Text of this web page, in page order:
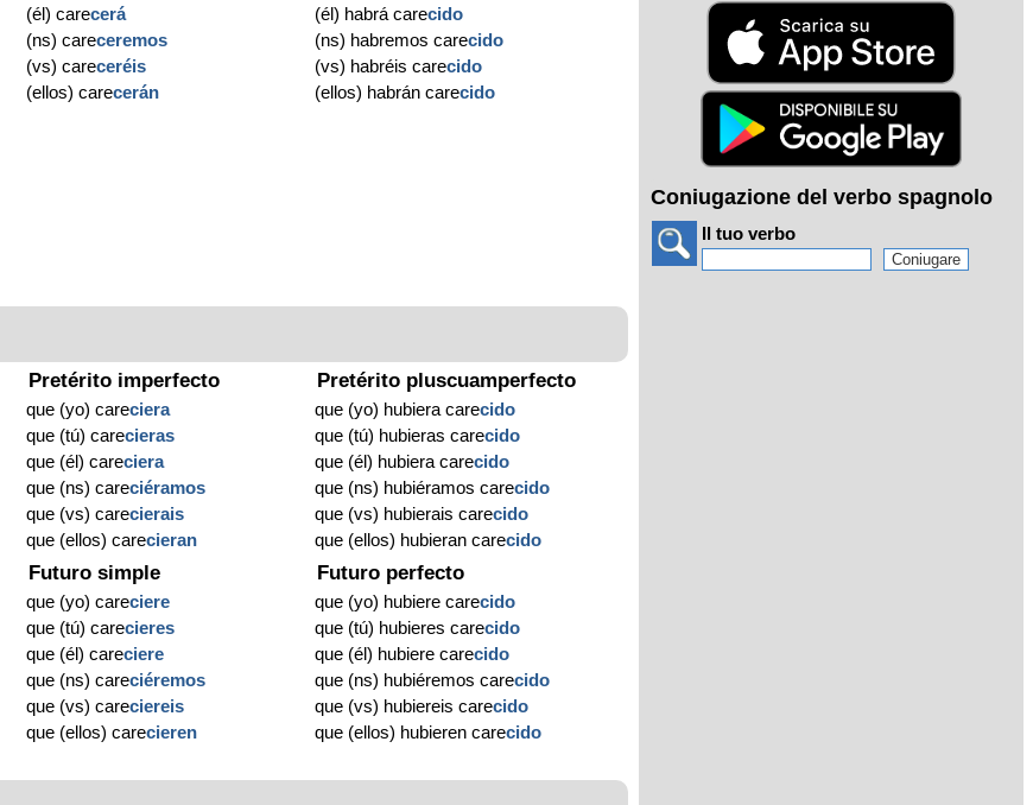
(él) carecerá
(ns) careceremos
(vs) careceréis
(ellos) carecerán
(él) habrá carecido
(ns) habremos carecido
(vs) habréis carecido
(ellos) habrán carecido
Pretérito imperfecto
que (yo) careciera
que (tú) carecieras
que (él) careciera
que (ns) careciéramos
que (vs) carecierais
que (ellos) carecieran
Pretérito pluscuamperfecto
que (yo) hubiera carecido
que (tú) hubieras carecido
que (él) hubiera carecido
que (ns) hubiéramos carecido
que (vs) hubierais carecido
que (ellos) hubieran carecido
Futuro simple
que (yo) careciere
que (tú) carecieres
que (él) careciere
que (ns) careciéremos
que (vs) careciereis
que (ellos) carecieren
Futuro perfecto
que (yo) hubiere carecido
que (tú) hubieres carecido
que (él) hubiere carecido
que (ns) hubiéremos carecido
que (vs) hubiereis carecido
que (ellos) hubieren carecido
Coniugazione del verbo spagnolo
Il tuo verbo